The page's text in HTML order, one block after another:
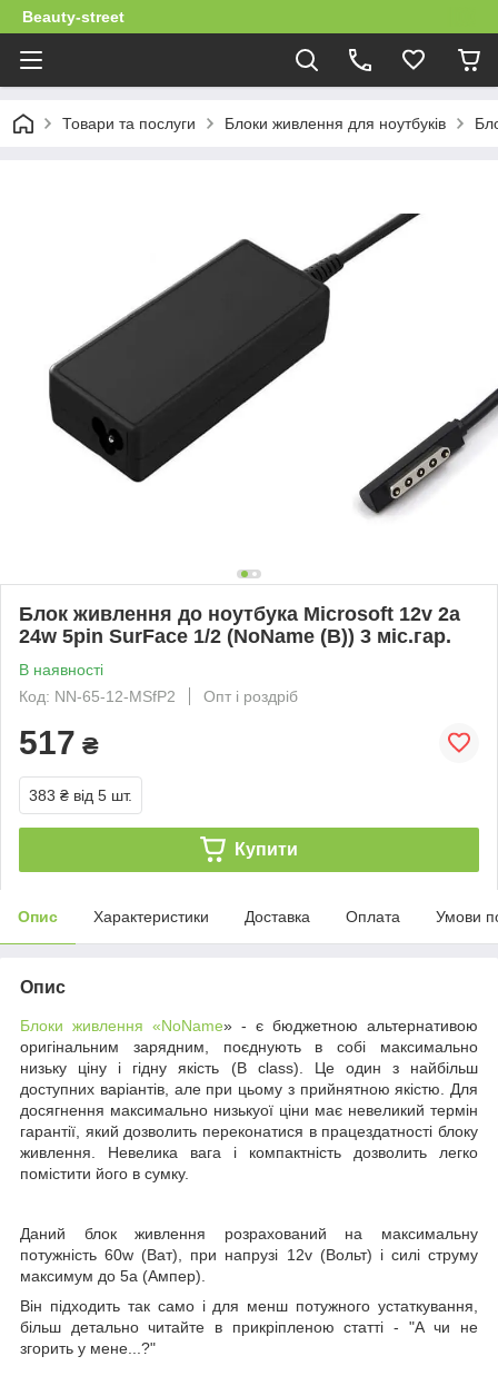
Beauty-street
Товари та послуги Блоки живлення для ноутбуків
Блок живлення до ноутбука Microsoft 12v 2a
24w 5pin SurFace 1/2 (NoName (B)) 3 міс.гар.
В наявності
Код: NN-65-12-MSfP2
Опт і роздріб
517 ₴
383 ₴ від 5 шт.
Купити
Опис Характеристики Доставка Оплата Умови
Опис
Блоки живлення «NoName» - є бюджетною альтернативою
оригінальним зарядним, поєднують в собі максимально
низьку ціну і гідну якість (B class) . Це один з найбільш
доступних варіантів, але при цьому з прийнятною якістю. Для
досягнення максимально низькуої ціни має невеликий термін
гарантії, який дозволить переконатися в працездатності блоку
живлення. Невелика вага і компактність дозволить легко
помістити його в сумку.
Даний блок живлення розрахований на максимальну
потужність60w (Ват) , при напрузі 12v(Вольт) і силі струму
максимум до 5a (Ампер).
Він підходить так само і для менш потужного устаткування,
більш детально читайте в прикріпленою статті - "А чи не
згорить у мене...?"